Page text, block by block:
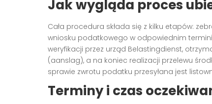
Jak wygląda proces
Cała procedura składa się z kilku etapów:
wniosku podatkowego w odpowiednim
weryfikacji przez urząd Belastingdienst,
(aanslag), a na koniec realizacji przelewu
sprawie zwrotu podatku przesyłana jest
Terminy i czas